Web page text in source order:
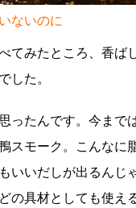
ないのに
てみたところ、香ば
した。
ったんです。今まで
スモーク。こんなに
いいだしが出るんじ
の具材としても使え